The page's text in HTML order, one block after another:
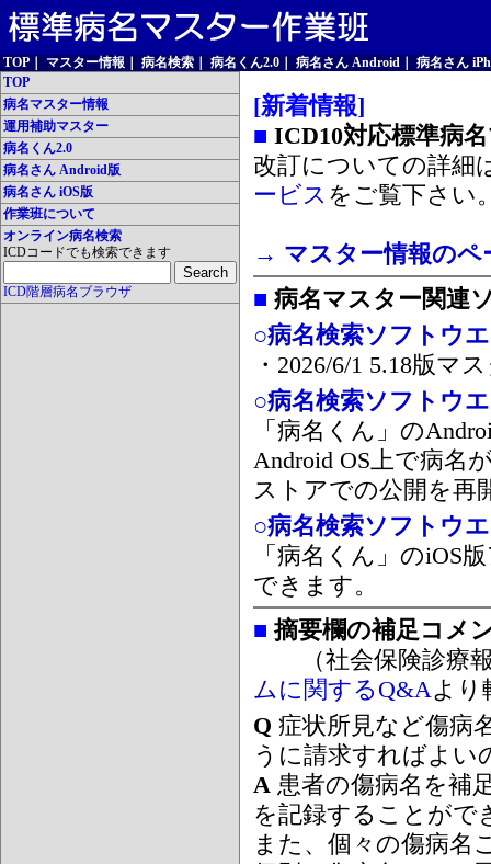
TOP マスター情報 病名検索 病名くん2.0 病名さん Android
病名さん
TOP
病名マスター情報
運用補助マスター
病名くん2.0
病名さん Android版
病名さん iOS版
作業班について
オンライン病名検索
ICDコードでも検索できます
ICD階層病名ブラウザ
[新着情報]
■ ICD10対応標準病
改訂についての詳細
ービス をご覧下さい
→ マスター情報のペ
■ 病名マスター関連
○病名検索ソフトウ
・2026/6/1 5.18版マ
○病名検索ソフトウ
「病名くん」の
Android OS上で病名
ストアでの公開を再
○病名検索ソフトウ
「病名くん」のiOS
できます。
■ 摘要欄の補足コメ
（社会保険診療報
ムに関するQ&Aより
Q 症状所見など傷病
うに請求すればよい
A 患者の傷病名を補
を記録することがで
また、個々の傷病名